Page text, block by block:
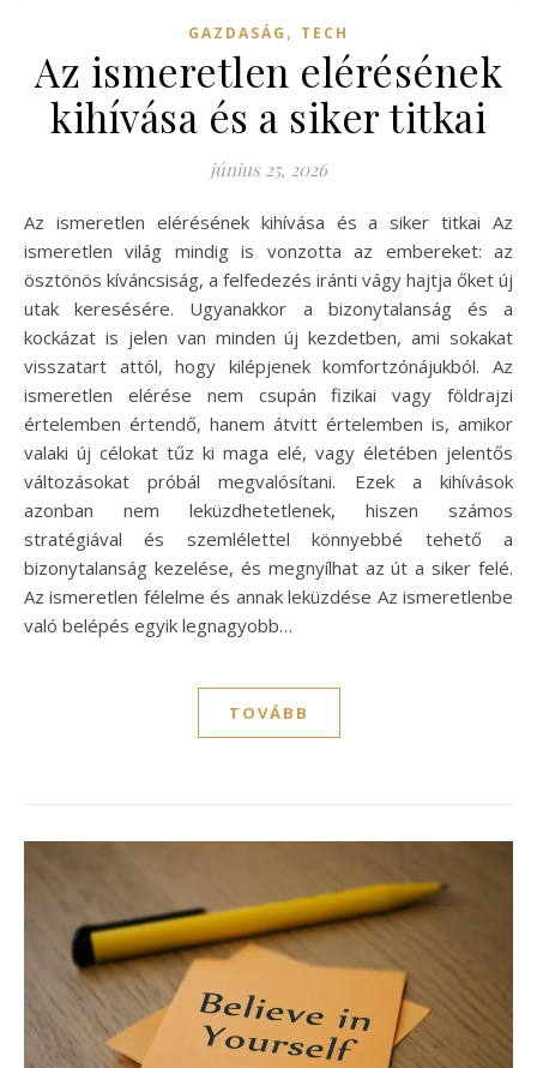
GAZDASÁG , TECH
Az ismeretlen elérésének
kihívása és a siker titkai
június 25, 2026
Az ismeretlen elérésének kihívása és a siker titkai Az
ismeretlen világ mindig is vonzotta az embereket: az
ösztönös kíváncsiság, a felfedezés iránti vágy hajtja őket új
utak keresésére. Ugyanakkor a bizonytalanság és a
kockázat is jelen van minden új kezdetben, ami sokakat
visszatart attól, hogy kilépjenek komfortzónájukból. Az
ismeretlen elérése nem csupán fizikai vagy földrajzi
értelemben értendő, hanem átvitt értelemben is, amikor
valaki új célokat tűz ki maga elé, vagy életében jelentős
változásokat próbál megvalósítani. Ezek a kihívások
azonban nem leküzdhetetlenek, hiszen számos
stratégiával és szemlélettel könnyebbé tehető a
bizonytalanság kezelése, és megnyílhat az út a siker felé.
Az ismeretlen félelme és annak leküzdése Az ismeretlenbe
való belépés egyik legnagyobb…
TOVÁBB